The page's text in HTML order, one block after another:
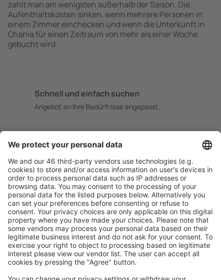
zahlt man am wenigsten außerhalb der Saison. Die
Aufenthaltskosten sinken, wenn mehrere Personen in
einem Zimmer einchecken und wenn die Unterkunft in
Chania für einen Zeitraum von mehr als einer Woche
gebucht wird.
Schnell und einfach suchen
Angebot an Ihre Bedürfnisse angepasst.
Buchen ohne Sorgen mit einer kostenlosen
Stornierungsoption.
Mehr sparen
Attraktive Preise und Spezialangebote für eingeloggte
Benutzer.
Unterkünfte, die Sie mögen
Wählen Sie aus über 1,3 Millionen Unterkünften: Hotels,
Hütten, Apartments und andere.